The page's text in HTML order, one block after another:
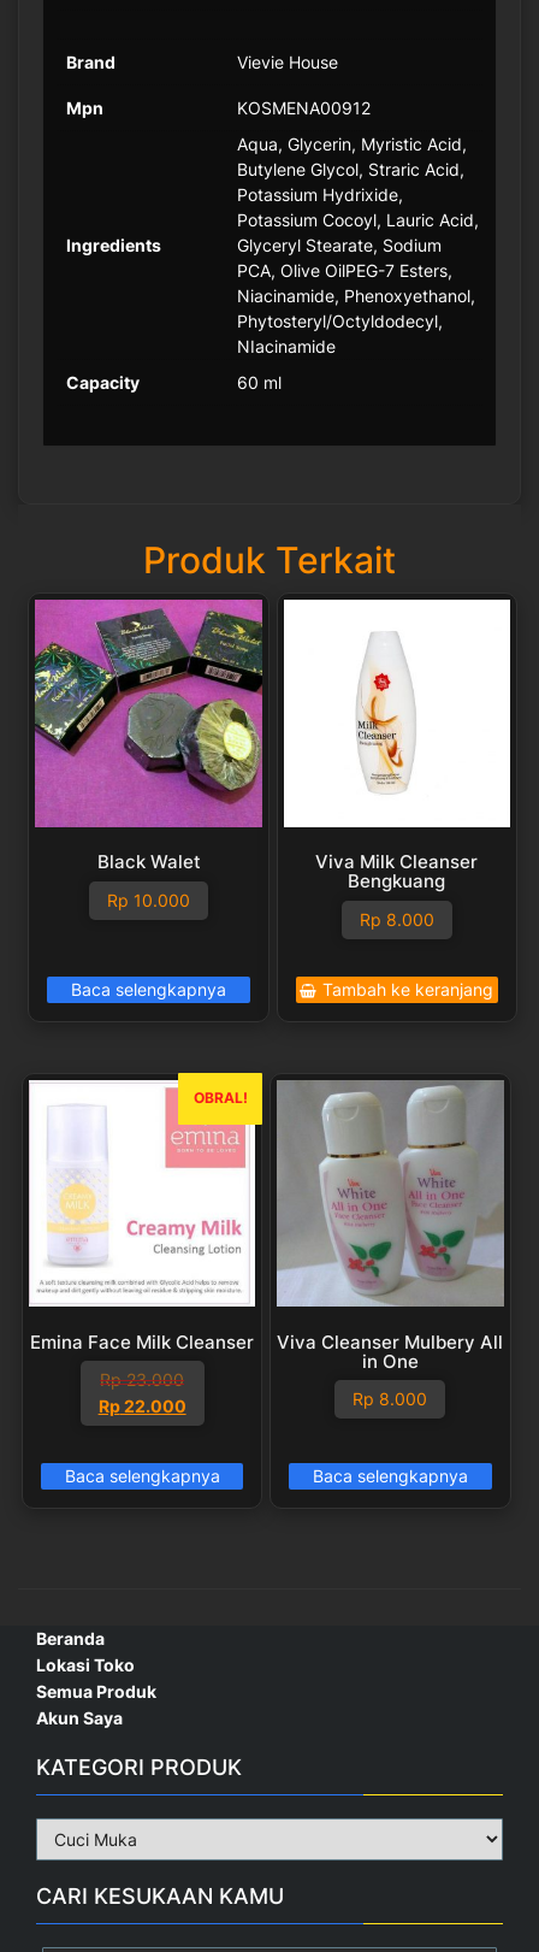
Brand Vievie House
Mpn KOSMENA00912
Ingredients
Aqua, Glycerin, Myristic Acid,
Butylene Glycol, Straric Acid,
Potassium Hydrixide,
Potassium Cocoyl, Lauric Acid,
Glyceryl Stearate, Sodium
PCA, Olive OilPEG-7 Esters,
Niacinamide, Phenoxyethanol,
Phytosteryl/Octyldodecyl,
NIacinamide
Capacity
60 ml
Produk Terkait
Black Walet
Rp 10.000
Baca selengkapnya
Viva Milk Cleanser
Bengkuang
Rp 8.000
Tambah ke keranjang
OBRAL!
Emina Face Milk Cleanser
Rp23.000
Harga
aslinya
Rp 23.000.
Rp22.000
Harga
saat
adalah:
Rp 22.000.
Baca selengkapnya
Viva Cleanser Mulbery All
in One
Rp 8.000
Baca selengkapnya
Beranda
Lokasi Toko
Semua Produk
Akun Saya
KATEGORI PRODUK
CARI KESUKAAN KAMU